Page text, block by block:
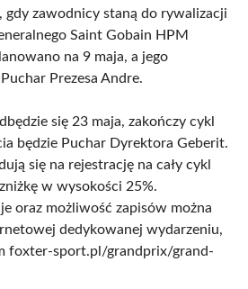
zawodnicy staną do rywalizacji
Saint Gobain HPM
na 9 maja, a jego
Prezesa Andre.
się 23 maja, zakończy cykl
będzie Puchar Dyrektora Geberit.
się na rejestrację na cały cykl
w wysokości 25%.
oraz możliwość zapisów można
dedykowanej wydarzeniu,
foxter-sport.pl/grandprix/grand-